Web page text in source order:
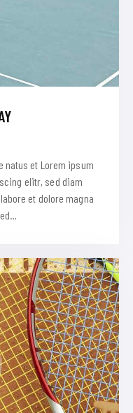
natus et Lorem ipsum
elitr, sed diam
et dolore magna